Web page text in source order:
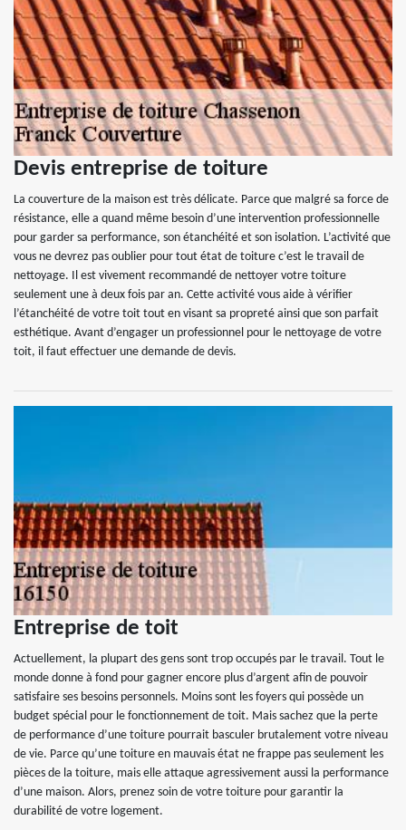
Devis entreprise de toiture
La couverture de la maison est très délicate. Parce que malgré sa force de
résistance, elle a quand même besoin d’une intervention professionnelle
pour garder sa performance, son étanchéité et son isolation. L’activité que
vous ne devrez pas oublier pour tout état de toiture c’est le travail de
nettoyage. Il est vivement recommandé de nettoyer votre toiture
seulement une à deux fois par an. Cette activité vous aide à vérifier
l’étanchéité de votre toit tout en visant sa propreté ainsi que son parfait
esthétique. Avant d’engager un professionnel pour le nettoyage de votre
toit, il faut effectuer une demande de devis.
Entreprise de toit
Actuellement, la plupart des gens sont trop occupés par le travail. Tout le
monde donne à fond pour gagner encore plus d’argent afin de pouvoir
satisfaire ses besoins personnels. Moins sont les foyers qui possède un
budget spécial pour le fonctionnement de toit. Mais sachez que la perte
de performance d’une toiture pourrait basculer brutalement votre niveau
de vie. Parce qu’une toiture en mauvais état ne frappe pas seulement les
pièces de la toiture, mais elle attaque agressivement aussi la performance
d’une maison. Alors, prenez soin de votre toiture pour garantir la
durabilité de votre logement.